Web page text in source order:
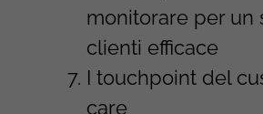
monitorare per un
clienti efficace
I touchpoint del
care